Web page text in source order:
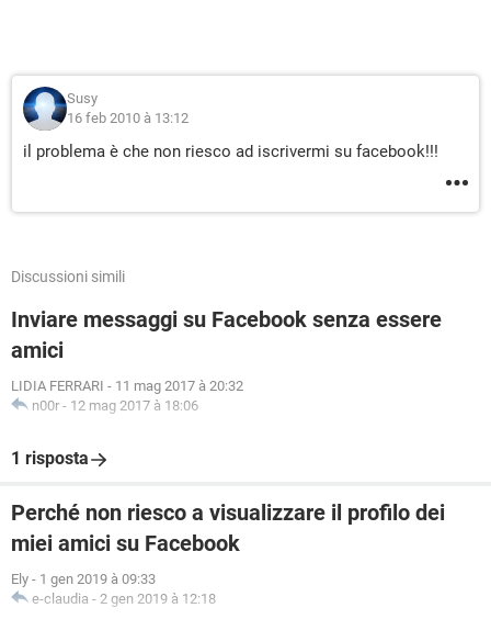
Susy
16 feb 2010 à 13:12
il problema è che non riesco ad iscrivermi su facebook!!!
Discussioni simili
Inviare messaggi su Facebook senza essere
amici
LIDIA FERRARI - 11 mag 2017 à 20:32
n00r - 12 mag 2017 à 18:06
1 risposta
Perché non riesco a visualizzare il profilo dei
miei amici su Facebook
Ely - 1 gen 2019 à 09:33
e-claudia - 2 gen 2019 à 12:18